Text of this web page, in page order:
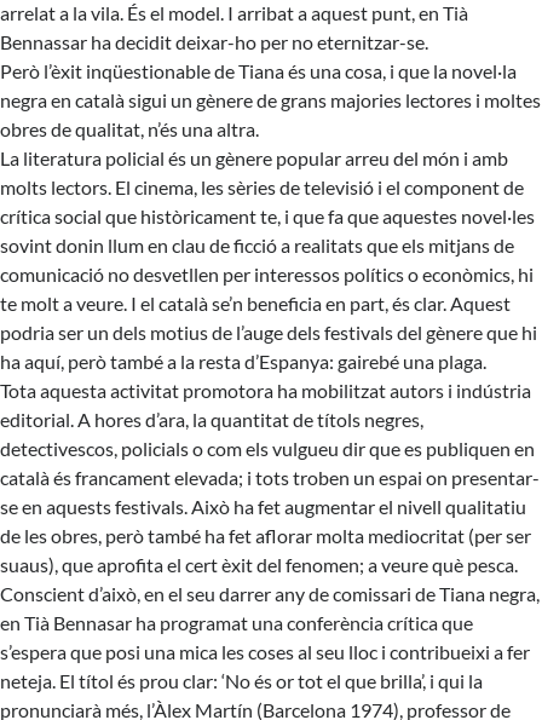
arrelat a la vila. És el model. I arribat a aquest punt, en Tià
Bennassar ha decidit deixar-ho per no eternitzar-se.
Però l’èxit inqüestionable de Tiana és una cosa, i que la novel·la
negra en català sigui un gènere de grans majories lectores i moltes
obres de qualitat, n’és una altra.
La literatura policial és un gènere popular arreu del món i amb
molts lectors. El cinema, les sèries de televisió i el component de
crítica social que històricament te, i que fa que aquestes novel·les
sovint donin llum en clau de ficció a realitats que els mitjans de
comunicació no desvetllen per interessos polítics o econòmics, hi
te molt a veure. I el català se’n beneficia en part, és clar. Aquest
podria ser un dels motius de l’auge dels festivals del gènere que hi
ha aquí, però també a la resta d’Espanya: gairebé una plaga.
Tota aquesta activitat promotora ha mobilitzat autors i indústria
editorial. A hores d’ara, la quantitat de títols negres,
detectivescos, policials o com els vulgueu dir que es publiquen en
català és francament elevada; i tots troben un espai on presentar-
se en aquests festivals. Això ha fet augmentar el nivell qualitatiu
de les obres, però també ha fet aflorar molta mediocritat (per ser
suaus), que aprofita el cert èxit del fenomen; a veure què pesca.
Conscient d’això, en el seu darrer any de comissari de Tiana negra,
en Tià Bennasar ha programat una conferència crítica que
s’espera que posi una mica les coses al seu lloc i contribueixi a fer
neteja. El títol és prou clar: ‘No és or tot el que brilla’, i qui la
pronunciarà més, l’Àlex Martín (Barcelona 1974), professor de